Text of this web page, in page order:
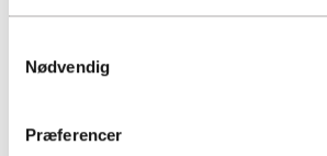
Nødvendig
Præferencer
ACCOUNTVIEW APS